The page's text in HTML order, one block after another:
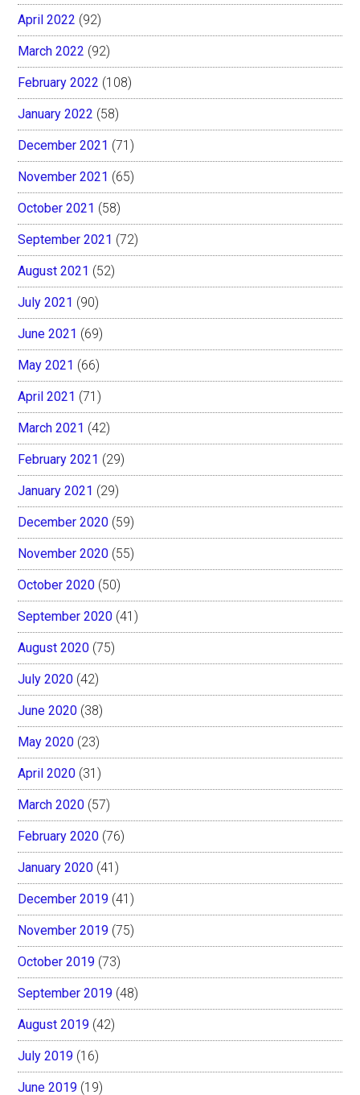
April 2022 (92)
March 2022 (92)
February 2022 (108)
January 2022 (58)
December 2021 (71)
November 2021 (65)
October 2021 (58)
September 2021 (72)
August 2021 (52)
July 2021 (90)
June 2021 (69)
May 2021 (66)
April 2021 (71)
March 2021 (42)
February 2021 (29)
January 2021 (29)
December 2020 (59)
November 2020 (55)
October 2020 (50)
September 2020 (41)
August 2020 (75)
July 2020 (42)
June 2020 (38)
May 2020 (23)
April 2020 (31)
March 2020 (57)
February 2020 (76)
January 2020 (41)
December 2019 (41)
November 2019 (75)
October 2019 (73)
September 2019 (48)
August 2019 (42)
July 2019 (16)
June 2019 (19)